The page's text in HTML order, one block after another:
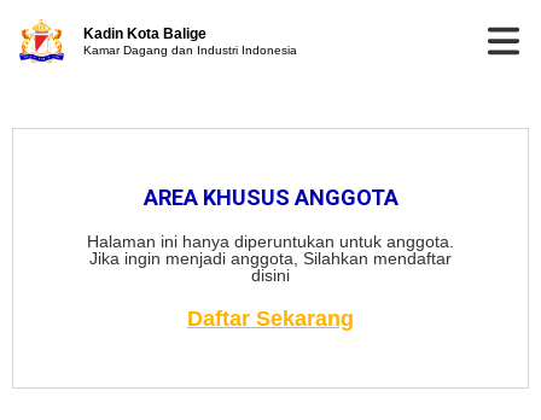
Kadin Kota Balige
Kamar Dagang dan Industri Indonesia
AREA KHUSUS ANGGOTA
Halaman ini hanya diperuntukan untuk anggota.
Jika ingin menjadi anggota, Silahkan mendaftar
disini
Daftar Sekarang